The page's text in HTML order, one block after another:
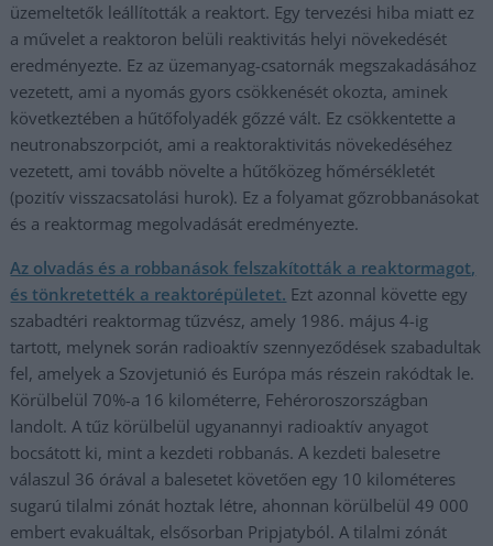
üzemeltetők leállították a reaktort. Egy tervezési hiba miatt ez
a művelet a reaktoron belüli reaktivitás helyi növekedését
eredményezte. Ez az üzemanyag-csatornák megszakadásához
vezetett, ami a nyomás gyors csökkenését okozta, aminek
következtében a hűtőfolyadék gőzzé vált. Ez csökkentette a
neutronabszorpciót, ami a reaktoraktivitás növekedéséhez
vezetett, ami tovább növelte a hűtőközeg hőmérsékletét
(pozitív visszacsatolási hurok). Ez a folyamat gőzrobbanásokat
és a reaktormag megolvadását eredményezte.
Az olvadás és a robbanások felszakították a reaktormagot,
és tönkretették a reaktorépületet. Ezt azonnal követte egy
szabadtéri reaktormag tűzvész, amely 1986. május 4-ig
tartott, melynek során radioaktív szennyeződések szabadultak
fel, amelyek a Szovjetunió és Európa más részein rakódtak le.
Körülbelül 70%-a 16 kilométerre, Fehéroroszországban
landolt. A tűz körülbelül ugyanannyi radioaktív anyagot
bocsátott ki, mint a kezdeti robbanás. A kezdeti balesetre
válaszul 36 órával a balesetet követően egy 10 kilométeres
sugarú tilalmi zónát hoztak létre, ahonnan körülbelül 49 000
embert evakuáltak, elsősorban Pripjatyból. A tilalmi zónát